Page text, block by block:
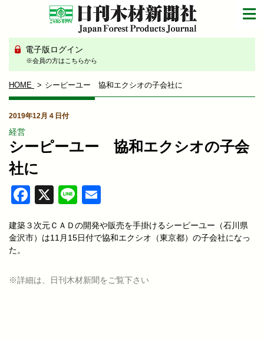
電子版ログイン
※会員の方はこちらから
HOME シーピーユー 協和エクシオの子会社に
2019年12月４日付
経営
シーピーユー 協和エクシオの子会
社に
Facebook
X Line
建築３次元ＣＡＤの開発や販売を手掛けるシーピーユー（石川県
金沢市）は11月15日付で協和エクシオ（東京都）の子会社になっ
た。
※詳細は、日刊木材新聞をご覧下さい